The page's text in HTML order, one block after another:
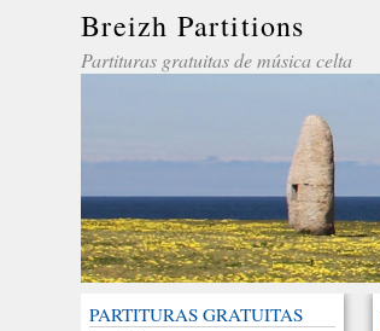
Breizh Partitions
Partituras gratuitas de música celta
PARTITURAS GRATUITAS